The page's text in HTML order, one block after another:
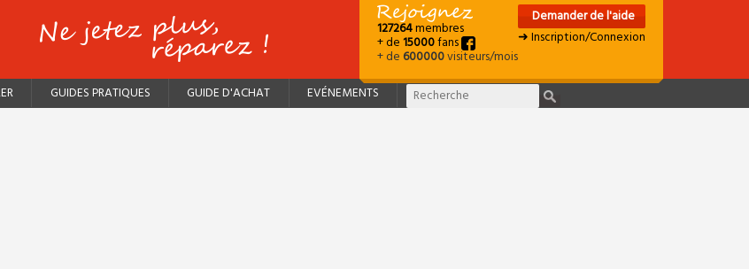
127264membres
+ de15000fans
+ de600000visiteurs/mois
Demander de l'aide
➜ Inscription/Connexion
GUIDES PRATIQUES GUIDE D'ACHAT EVÉNEMENTS